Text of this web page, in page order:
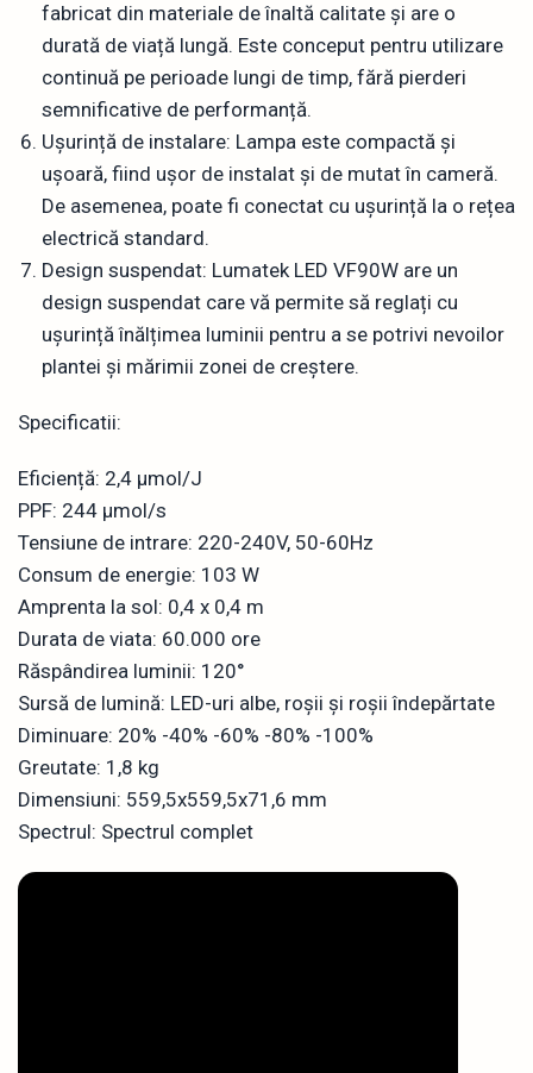
fabricat din materiale de înaltă calitate și are o
durată de viață lungă. Este conceput pentru utilizare
continuă pe perioade lungi de timp, fără pierderi
semnificative de performanță.
Ușurință de instalare: Lampa este compactă și
ușoară, fiind ușor de instalat și de mutat în cameră.
De asemenea, poate fi conectat cu ușurință la o rețea
electrică standard.
Design suspendat: Lumatek LED VF90W are un
design suspendat care vă permite să reglați cu
ușurință înălțimea luminii pentru a se potrivi nevoilor
plantei și mărimii zonei de creștere.
Specificatii:
Eficiență: 2,4 µmol/J
PPF: 244 µmol/s
Tensiune de intrare: 220-240V, 50-60Hz
Consum de energie: 103 W
Amprenta la sol: 0,4 x 0,4 m
Durata de viata: 60.000 ore
Răspândirea luminii: 120°
Sursă de lumină: LED-uri albe, roșii și roșii îndepărtate
Diminuare: 20% -40% -60% -80% -100%
Greutate: 1,8 kg
Dimensiuni: 559,5x559,5x71,6 mm
Spectrul: Spectrul complet